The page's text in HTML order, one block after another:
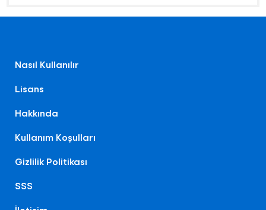
Nasıl Kullanılır
Lisans
Hakkında
Kullanım Koşulları
Gizlilik Politikası
SSS